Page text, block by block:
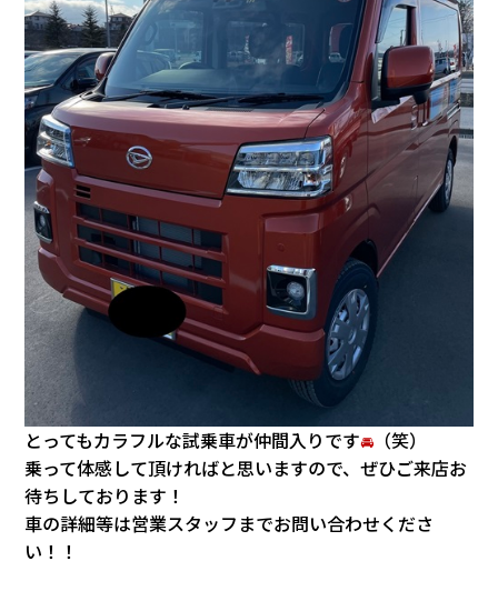
とってもカラフルな試乗車が仲間入りです🚘 （笑）
乗って体感して頂ければと思いますので、ぜひご来店お
待ちしております！
車の詳細等は営業スタッフまでお問い合わせくださ
い！！